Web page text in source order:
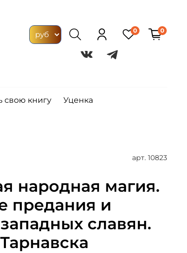
0 0
свою книгу Уценка
арт. 10823
народная магия.
предания и
славян.